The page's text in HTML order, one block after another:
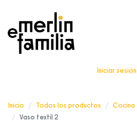
Iniciar sesión
Inicio Todos los productos Cocina
Vaso textil 2